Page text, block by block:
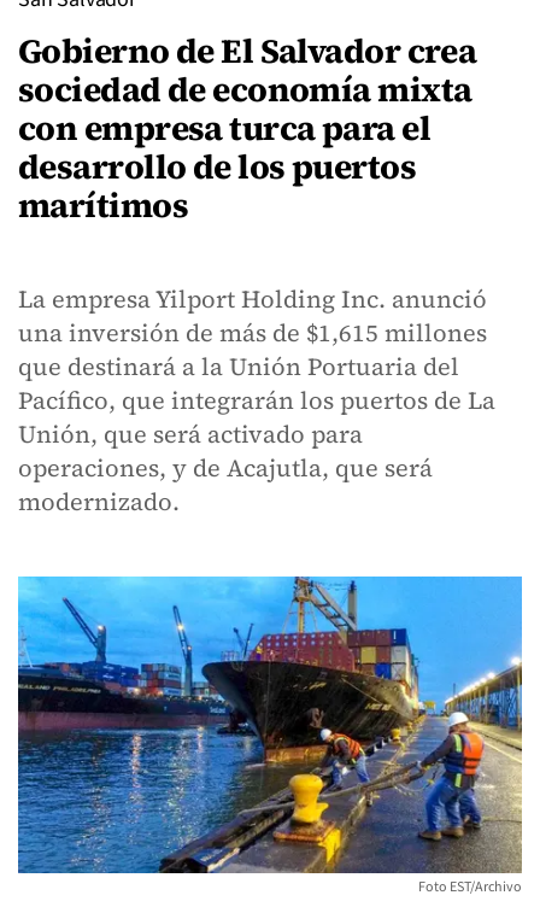
Gobierno de El Salvador crea
sociedad de economía mixta
con empresa turca para el
desarrollo de los puertos
marítimos
La empresa Yilport Holding Inc. anunció
una inversión de más de $1,615 millones
que destinará a la Unión Portuaria del
Pacífico, que integrarán los puertos de La
Unión, que será activado para
operaciones, y de Acajutla, que será
modernizado.
Foto EST/Archivo